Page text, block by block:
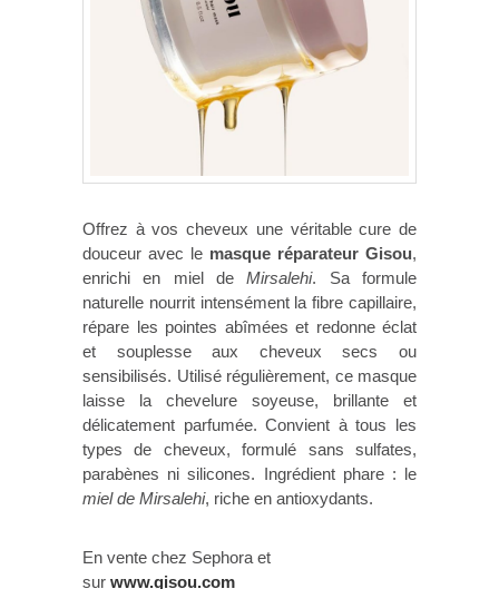
Offrez à vos cheveux une véritable cure de
douceur avec le masque réparateur Gisou,
enrichi en miel deMirsalehi. Sa formule
naturelle nourrit intensément la fibre capillaire,
répare les pointes abîmées et redonne éclat
et souplesse aux cheveux secs ou
sensibilisés. Utilisé régulièrement, ce masque
laisse la chevelure soyeuse, brillante et
délicatement parfumée. Convient à tous les
types de cheveux, formulé sans sulfates,
parabènes ni silicones. Ingrédient phare : le
miel de Mirsalehi, riche en antioxydants.
En vente chez Sephora et
sur www.gisou.com